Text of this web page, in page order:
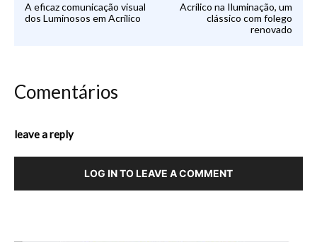
A eficaz comunicação visual
dos Luminosos em Acrílico
Acrílico na Iluminação, um
clássico com folego
renovado
Comentários
leave a reply
LOG IN TO LEAVE A COMMENT